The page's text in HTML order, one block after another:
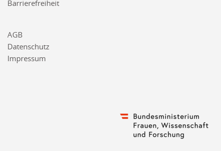
Barrierefreiheit
AGB
Datenschutz
Impressum